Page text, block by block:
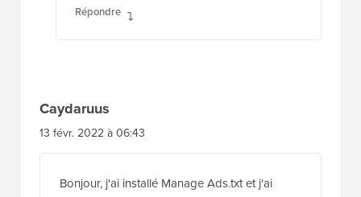
Répondre
Caydaruus
13 févr. 2022 à 06:43
Bonjour, j'ai installé Manage Ads.txt et j'ai